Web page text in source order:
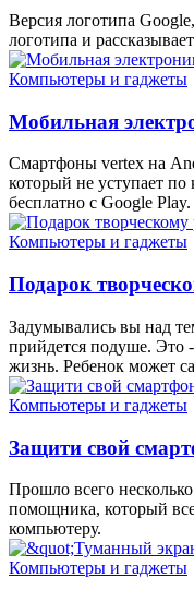
Версия логотипа
логотипа и
Компьютеры и гаджеты
Мобильная
Смартфоны vertex на
который не уступает
бесплатно с Google Play.
Компьютеры и гаджеты
Подарок
Задумывались вы над
прийдется подуше. Это
жизнь. Ребенок может
Компьютеры и гаджеты
Защити свой
Прошло всего
помощника, который
компьютеру.
Компьютеры и гаджеты